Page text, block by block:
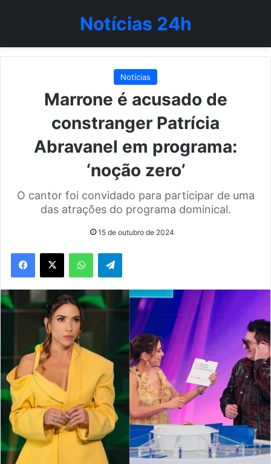
Notícias 24h
Notícias
Marrone é acusado de
constranger Patrícia
Abravanel em programa:
‘noção zero’
O cantor foi convidado para participar de uma
das atrações do programa dominical.
15 de outubro de 2024
WhatsAppTelegram